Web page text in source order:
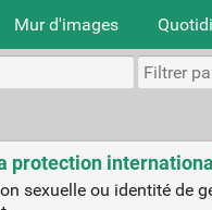
Mur d'images
protection
sexuelle ou identité de